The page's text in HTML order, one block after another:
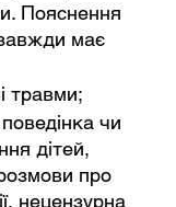
Пояснення
має
травми;
чи
дітей,
про
нецензурна